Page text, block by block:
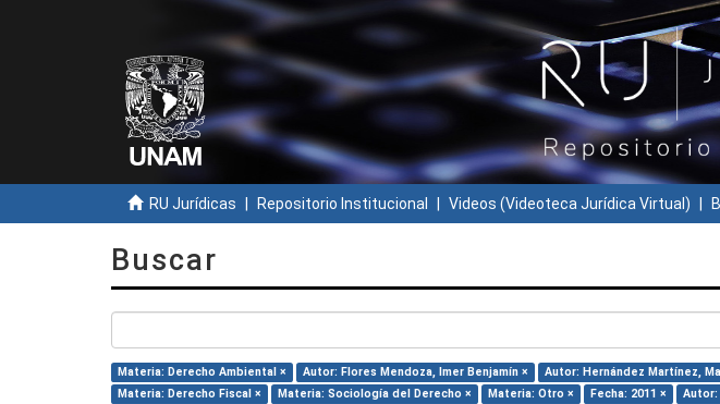
RU Jurídicas Repositorio Institucional Videos (Videoteca Jurídica Virtual)
Buscar
Materia: Derecho Ambiental × Autor: Flores Mendoza, Imer Benjamín × Autor: Hernández Martínez,
Materia: Derecho Fiscal ×
Materia: Sociología del Derecho × Materia: Otro × Fecha: 2011 ×
Autor: